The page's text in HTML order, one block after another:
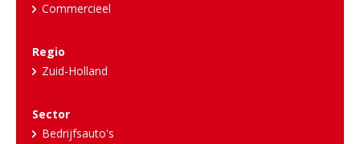
Commercieel
Regio
Zuid-Holland
Sector
Bedrijfsauto's